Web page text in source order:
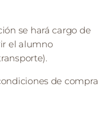
se hará cargo de
el alumno
de compra